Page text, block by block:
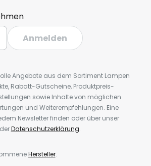
Anmelden
Angebote aus dem Sortiment Lampen
Rabatt-Gutscheine, Produktpreis-
sowie Inhalte von möglichen
und Weiterempfehlungen. Eine
Newsletter finden oder über unser
Datenschutzerklärung.
Hersteller.